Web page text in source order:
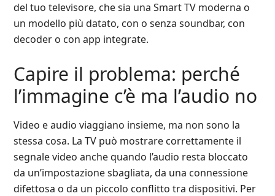
del tuo televisore, che sia una Smart TV moderna o
un modello più datato, con o senza soundbar, con
decoder o con app integrate.
Capire il problema: perché
l’immagine c’è ma l’audio no
Video e audio viaggiano insieme, ma non sono la
stessa cosa. La TV può mostrare correttamente il
segnale video anche quando l’audio resta bloccato
da un’impostazione sbagliata, da una connessione
difettosa o da un piccolo conflitto tra dispositivi. Per